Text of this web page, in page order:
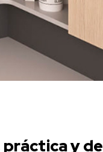
práctica y de